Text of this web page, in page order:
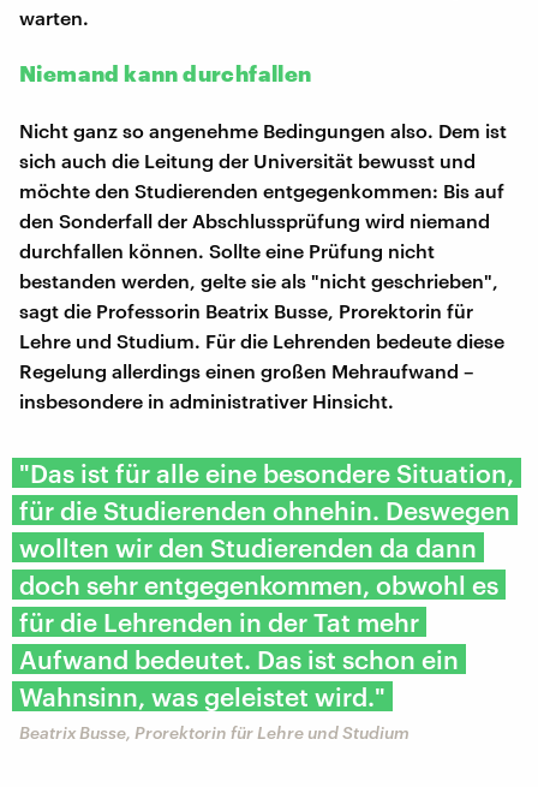
warten.
Niemand kann durchfallen
Nicht ganz so angenehme Bedingungen also. Dem ist
sich auch die Leitung der Universität bewusst und
möchte den Studierenden entgegenkommen: Bis auf
den Sonderfall der Abschlussprüfung wird niemand
durchfallen können. Sollte eine Prüfung nicht
bestanden werden, gelte sie als "nicht geschrieben",
sagt die Professorin Beatrix Busse, Prorektorin für
Lehre und Studium. Für die Lehrenden bedeute diese
Regelung allerdings einen großen Mehraufwand –
insbesondere in administrativer Hinsicht.
"Das ist für alle eine besondere Situation,
für die Studierenden ohnehin. Deswegen
wollten wir den Studierenden da dann
doch sehr entgegenkommen, obwohl es
für die Lehrenden in der Tat mehr
Aufwand bedeutet. Das ist schon ein
Wahnsinn, was geleistet wird."
Beatrix Busse, Prorektorin für Lehre und Studium